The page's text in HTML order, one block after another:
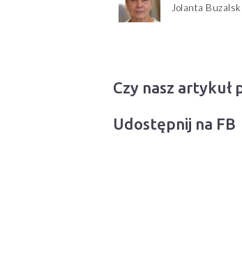
Jolanta
Czy nasz artykuł
Udostępnij na FB